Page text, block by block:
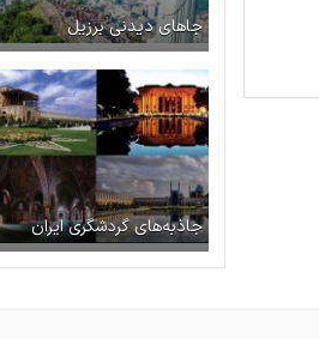
جاهای دیدنی برزیل
جاذبه‌های گردشگری ایران